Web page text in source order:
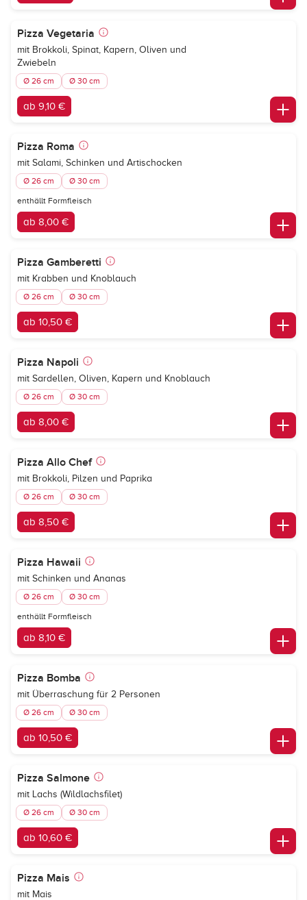
Pizza Vegetaria
mit Brokkoli, Spinat, Kapern, Oliven und
Zwiebeln
Ø 26 cm Ø 30 cm
ab 9,10 €
Pizza Roma
mit Salami, Schinken und Artischocken
Ø 26 cm Ø 30 cm
enthällt Formfleisch
ab 8,00 €
Pizza Gamberetti
mit Krabben und Knoblauch
Ø 26 cm Ø 30 cm
ab 10,50 €
Pizza Napoli
mit Sardellen, Oliven, Kapern und Knoblauch
Ø 26 cm Ø 30 cm
ab 8,00 €
Pizza Allo Chef
mit Brokkoli, Pilzen und Paprika
Ø 26 cm Ø 30 cm
ab 8,50 €
Pizza Hawaii
mit Schinken und Ananas
Ø 26 cm Ø 30 cm
enthällt Formfleisch
ab 8,10 €
Pizza Bomba
mit Überraschung für 2 Personen
Ø 26 cm Ø 30 cm
ab 10,50 €
Pizza Salmone
mit Lachs (Wildlachsfilet)
Ø 26 cm Ø 30 cm
ab 10,60 €
Pizza Mais
mit Mais